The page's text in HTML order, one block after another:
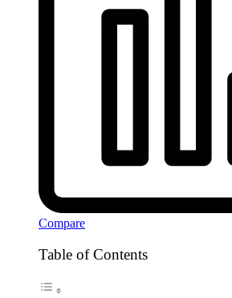
Compare
Table of Contents